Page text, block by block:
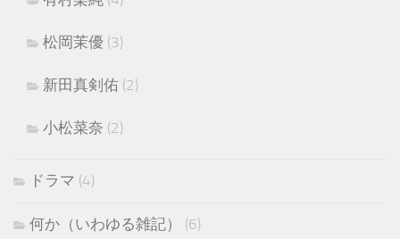
松岡茉優 (3)
新田真剣佑 (2)
小松菜奈 (2)
ドラマ (4)
何か（いわゆる雑記）
(6)